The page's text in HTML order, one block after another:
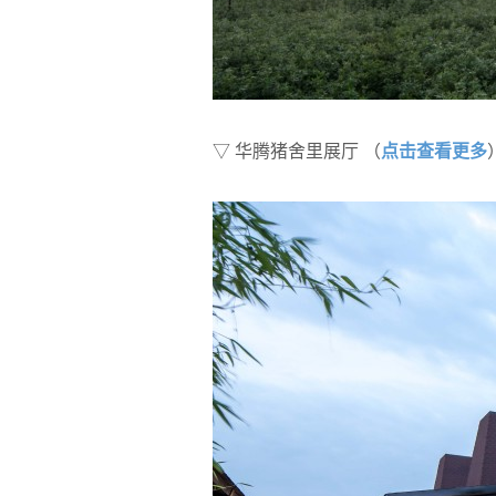
▽ 华腾猪舍里展厅 （点击查看更多